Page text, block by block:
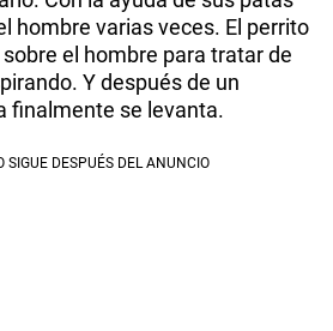
hombre varias veces. El perrito
el hombre para tratar de
Y después de un
finalmente se levanta.